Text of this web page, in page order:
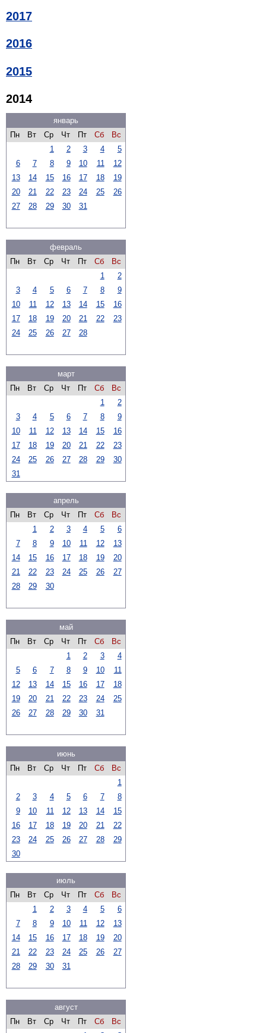
2017
2016
2015
2014
январь
Пн
Вт Ср Чт Пт Сб
Вс
1
2 3 4
5
6
7 8 9 10 11
12
13
14 15 16 17 18
19
20
21 22 23 24 25
26
27
28 29 30 31
февраль
Пн
Вт Ср Чт Пт Сб
Вс
1
2
3
4 5 6 7 8
9
10
11 12 13 14 15
16
17
18 19 20 21 22
23
24
25 26 27 28
март
Пн
Вт Ср Чт Пт Сб
Вс
1
2
3
4 5 6 7 8
9
10
11 12 13 14 15
16
17
18 19 20 21 22
23
24
25 26 27 28 29
30
31
апрель
Пн
Вт Ср Чт Пт Сб
Вс
1
2 3 4 5
6
7
8 9 10 11 12
13
14
15 16 17 18 19
20
21
22 23 24 25 26
27
28
29 30
май
Пн
Вт Ср Чт Пт Сб
Вс
1
2 3
4
5
6 7 8 9 10
11
12
13 14 15 16 17
18
19
20 21 22 23 24
25
26
27 28 29 30 31
июнь
Пн
Вт Ср Чт Пт Сб
Вс
1
2
3 4 5 6 7
8
9
10 11 12 13 14
15
16
17 18 19 20 21
22
23
24 25 26 27 28
29
30
июль
Пн
Вт Ср Чт Пт Сб
Вс
1
2 3 4 5
6
7
8 9 10 11 12
13
14
15 16 17 18 19
20
21
22 23 24 25 26
27
28
29 30 31
август
Пн
Вт Ср Чт Пт Сб
Вс